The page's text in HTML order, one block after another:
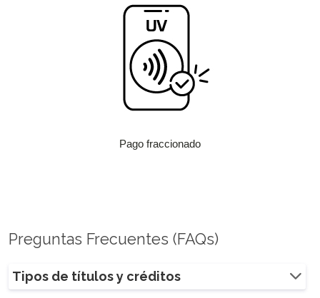
Pago fraccionado
Preguntas Frecuentes (FAQs)
Tipos de títulos y créditos